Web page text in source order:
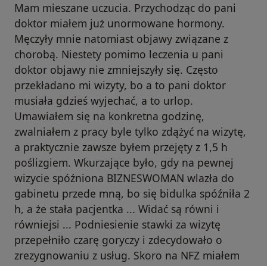
Mam mieszane uczucia. Przychodząc do pani
doktor miałem już unormowane hormony.
Męczyły mnie natomiast objawy związane z
chorobą. Niestety pomimo leczenia u pani
doktor objawy nie zmniejszyły się. Często
przekładano mi wizyty, bo a to pani doktor
musiała gdzieś wyjechać, a to urlop.
Umawiałem się na konkretna godzinę,
zwalniałem z pracy byle tylko zdążyć na wizytę,
a praktycznie zawsze byłem przejęty z 1,5 h
poślizgiem. Wkurzające było, gdy na pewnej
wizycie spóźniona BIZNESWOMAN wlazła do
gabinetu przede mną, bo się bidulka spóźniła 2
h, a że stała pacjentka ... Widać są równi i
równiejsi ... Podniesienie stawki za wizytę
przepełniło czarę goryczy i zdecydowało o
zrezygnowaniu z usług. Skoro na NFZ miałem